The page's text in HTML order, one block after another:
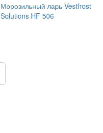
Морозильный ларь Vestfrost
Solutions HF 506